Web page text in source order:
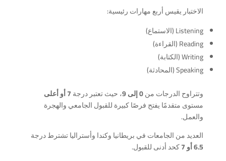
الاختبار يقيس أربع مهارات رئيسية:
Listening (الاستماع)
Reading (القراءة)
Writing (الكتابة)
Speaking (المحادثة)
وتتراوح الدرجات من0 إلى 9 ، حيث تعتبر درجة7 أو أعلى
مستوى متقدمًا يفتح فرصًا كبيرة للقبول الجامعي والهجرة
والعمل.
العديد من الجامعات في بريطانيا وكندا وأستراليا تشترط درجة
6.5 أو 7
كحد أدنى للقبول.